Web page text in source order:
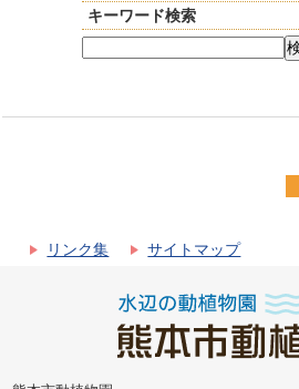
キーワード検索
リンク集 サイトマップ